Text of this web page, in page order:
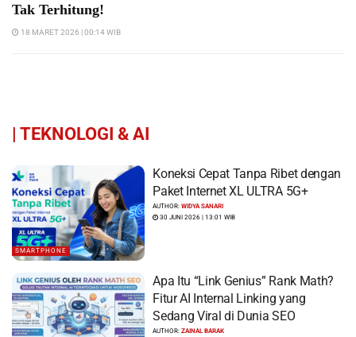
Tak Terhitung!
18 MARET 2026 | 00:14 WIB
| TEKNOLOGI & AI
SMARTPHONE
Koneksi Cepat Tanpa Ribet dengan
Paket Internet XL ULTRA 5G+
AUTHOR:WIDYA SANARI
30 JUNI 2026 | 13:01 WIB
Apa Itu “Link Genius” Rank Math?
Fitur AI Internal Linking yang
Sedang Viral di Dunia SEO
AUTHOR:ZAINAL BARAK